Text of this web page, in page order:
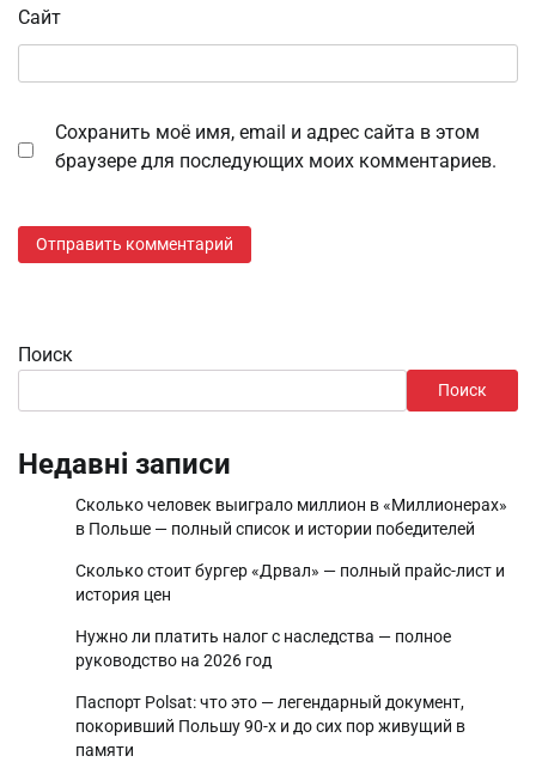
Сайт
Сохранить моё имя, email и адрес сайта в этом
браузере для последующих моих комментариев.
Поиск
Поиск
Недавні записи
Сколько человек выиграло миллион в «Миллионерах»
в Польше — полный список и истории победителей
Сколько стоит бургер «Дрвал» — полный прайс-лист и
история цен
Нужно ли платить налог с наследства — полное
руководство на 2026 год
Паспорт Polsat: что это — легендарный документ,
покоривший Польшу 90-х и до сих пор живущий в
памяти